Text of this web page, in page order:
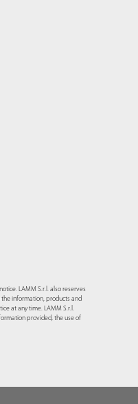
LAMM S.r.l. also reserves
information, products and
at any time. LAMM S.r.l.
provided, the use of